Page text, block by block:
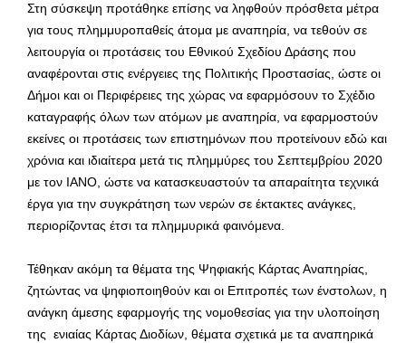
Στη σύσκεψη προτάθηκε επίσης να ληφθούν πρόσθετα μέτρα
για τους πλημμυροπαθείς άτομα με αναπηρία, να τεθούν σε
λειτουργία οι προτάσεις του Εθνικού Σχεδίου Δράσης που
αναφέρονται στις ενέργειες της Πολιτικής Προστασίας, ώστε οι
Δήμοι και οι Περιφέρειες της χώρας να εφαρμόσουν το Σχέδιο
καταγραφής όλων των ατόμων με αναπηρία, να εφαρμοστούν
εκείνες οι προτάσεις των επιστημόνων που προτείνουν εδώ και
χρόνια και ιδιαίτερα μετά τις πλημμύρες του Σεπτεμβρίου 2020
με τον ΙΑΝΟ, ώστε να κατασκευαστούν τα απαραίτητα τεχνικά
έργα για την συγκράτηση των νερών σε έκτακτες ανάγκες,
περιορίζοντας έτσι τα πλημμυρικά φαινόμενα.
Τέθηκαν ακόμη τα θέματα της Ψηφιακής Κάρτας Αναπηρίας,
ζητώντας να ψηφιοποιηθούν και οι Επιτροπές των ένστολων, η
ανάγκη άμεσης εφαρμογής της νομοθεσίας για την υλοποίηση
της ενιαίας Κάρτας Διοδίων, θέματα σχετικά με τα αναπηρικά